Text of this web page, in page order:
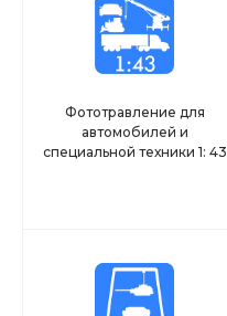
Фототравление для
автомобилей и
специальной техники 1: 43